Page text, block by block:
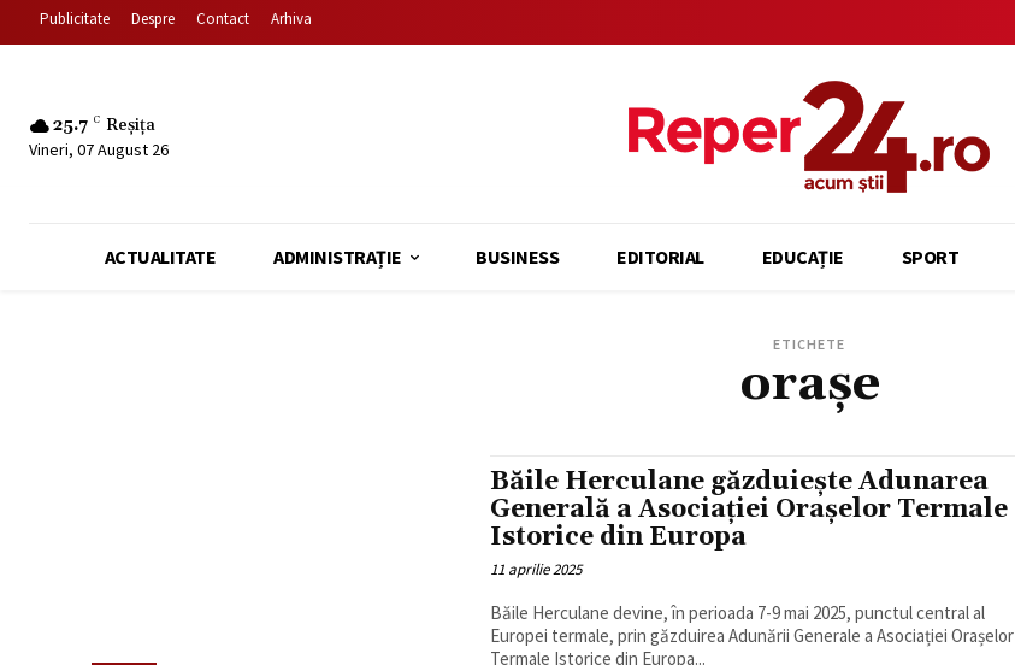
Publicitate Despre Contact Arhiva
25.7 C Reșița
Vineri, 07 August 26
ACTUALITATE ADMINISTRAȚIE BUSINESS EDITORIAL EDUCAȚIE SPORT
ETICHETE
orașe
Băile Herculane găzduiește Adunarea
Generală a Asociației Orașelor Termale
Istorice din Europa
11 aprilie 2025
Băile Herculane devine, în perioada 7-9 mai 2025, punctul central al
Europei termale, prin găzduirea Adunării Generale a Asociației Orașelor
Termale Istorice din Europa...